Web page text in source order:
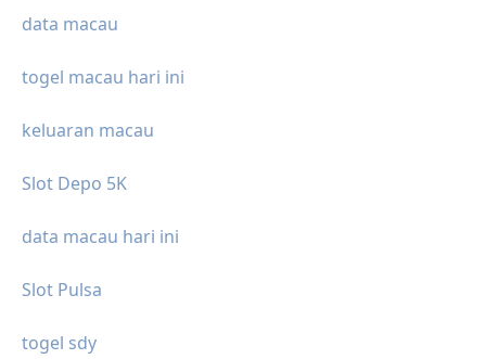
data macau
togel macau hari ini
keluaran macau
Slot Depo 5K
data macau hari ini
Slot Pulsa
togel sdy